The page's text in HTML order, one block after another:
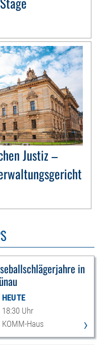
Justiz –
in
HEUTE
18:30 Uhr
KOMM-Haus
›